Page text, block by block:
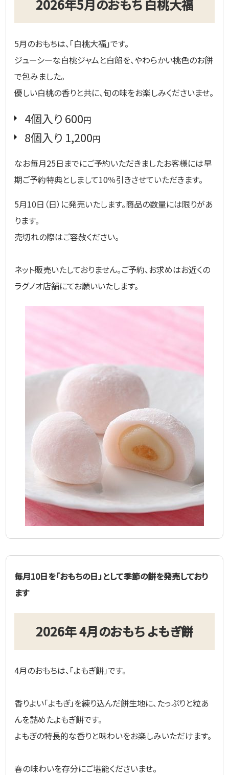
2026年5月のおもち 白桃大福
5月のおもちは、「白桃大福」です。
ジューシーな白桃ジャムと白餡を、やわらかい桃色のお餅
で包みました。
優しい白桃の香りと共に、旬の味をお楽しみくださいませ。
4個入り 600円
8個入り 1,200円
なお毎月25日までにご予約いただきましたお客様には早
期ご予約特典としまして10％引きさせていただきます。
5月10日（日）に発売いたします。商品の数量には限りがあ
ります。
売切れの際はご容赦ください。
ネット販売いたしておりません。ご予約、お求めはお近くの
ラグノオ店舗にてお願いいたします。
毎月10日を「おもちの日」として季節の餅を発売しており
ます
2026年 4月のおもち よもぎ餅
4月のおもちは、「よもぎ餅」です。
香りよい「よもぎ」を練り込んだ餅生地に、たっぷりと粒あ
んを詰めたよもぎ餅です。
よもぎの特長的な香りと味わいをお楽しみいただけます。
春の味わいを存分にご堪能くださいませ。